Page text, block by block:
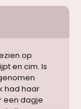
op
en cim. Is
had haar
een dagje